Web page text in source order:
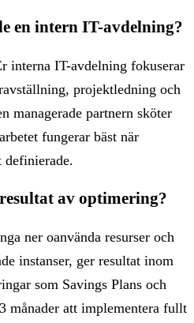
en intern IT-avdelning?
interna IT-avdelning fokuserar
projektledning och
managerade partnern sköter
fungerar bäst när
definierade.
av optimering?
ner oanvända resurser och
instanser, ger resultat inom
som Savings Plans och
månader att implementera fullt